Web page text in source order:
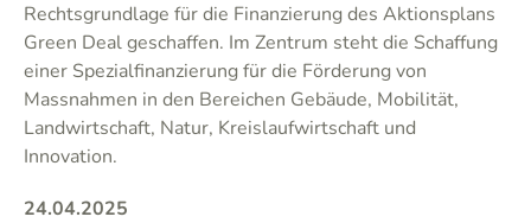
Rechtsgrundlage für die Finanzierung des Aktionsplans
Green Deal geschaffen. Im Zentrum steht die Schaffung
einer Spezialfinanzierung für die Förderung von
Massnahmen in den Bereichen Gebäude, Mobilität,
Landwirtschaft, Natur, Kreislaufwirtschaft und
Innovation.
24.04.2025